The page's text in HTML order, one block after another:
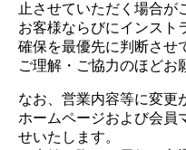
止させていただく場合が
お客様ならびにインスト
確保を最優先に判断させ
ご理解・ご協力のほどお
なお、営業内容等に変更
ホームページおよび会員
せいたします。